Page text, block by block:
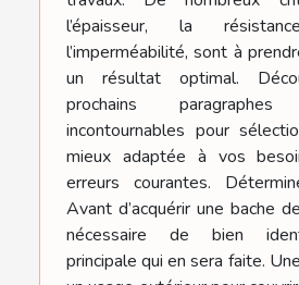
l’épaisseur, la
l’imperméabilité, sont à
un résultat optimal.
prochains
incontournables pour
mieux adaptée à vos
erreurs courantes.
Avant d’acquérir une bache
nécessaire de bien
principale qui en sera faite.